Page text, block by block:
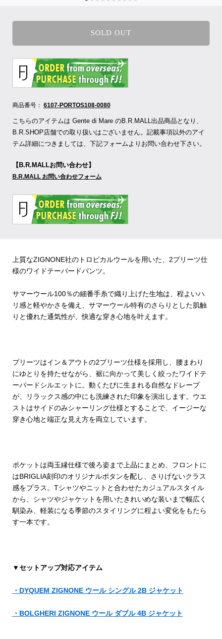
SOLD OUT
商品番号： 6107-PORTOS108-0080
こちらのアイテムは Gente di Mare のB.R.MALL出品商品となり、
B.R.SHOP店舗での取り扱いはございません。記載事項以外のアイ
テム詳細につきましては、下記フォームよりお問い合わせ下さい。
【B.R.MALLお問い合わせ】
B.R.MALL お問い合わせフォーム
上質なZIGNONE社のトロピカルウールを用いた、2プリーツ仕
様のワイドテーパードパンツ。
サマーウール100％の細番手糸で織り上げた生地は、程よいハ
リ感と軽やかさを備え、サマーウール特有のさらりとした肌触
りと優れた通気性が、快適な穿き心地を叶えます。
プリーツはイン＆アウトの2プリーツ仕様を採用し、腰まわり
にゆとりを持たせながら、裾に向かって美しく絞ったワイドテ
ーパードシルエットに。動くたびに生まれる自然なドレープ
が、リラックス感の中にも洗練された印象を演出します。ウエ
ストはサイドのみシャーリング仕様とすることで、イージーな
穿き心地と端正な見え方を両立しています。
ポケットは両玉縁仕様で後ろ姿まで上品にまとめ、フロントに
はBRIGLIA刻印のオリジナルボタンを配し、さりげないクラス
感をプラス。Tシャツやニットと合わせたカジュアルスタイル
から、シャツやジャケットを用いたきれいめな装いまで幅広く
馴染み、軽装になる季節のスタイリングに程よい変化をもたら
す一本です。
▼セットアップ対応アイテム
・DYQUEM ZIGNONE ウール シングル 2B ジャケット
・BOLGHERI ZIGNONE ウール ダブル 4B ジャケット